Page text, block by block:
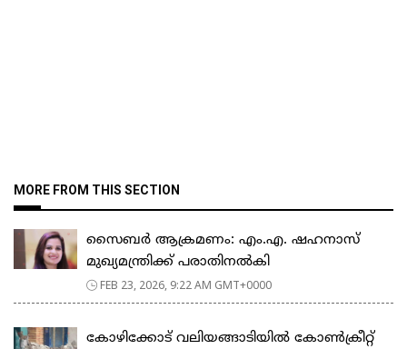
MORE FROM THIS SECTION
സൈബർ ആക്രമണം: എം.എ. ഷഹനാസ്
മുഖ്യമന്ത്രിക്ക് പരാതിനൽകി
FEB 23, 2026, 9:22 AM GMT+0000
കോഴിക്കോട് വലിയങ്ങാടിയിൽ കോൺക്രീറ്റ്